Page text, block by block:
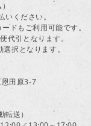
ください。
ドもご利用可能です。
代引となります。
択となります。
田原3-7
送）